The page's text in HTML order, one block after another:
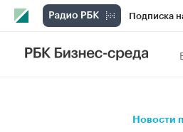
Подписка
Спорт
Новости